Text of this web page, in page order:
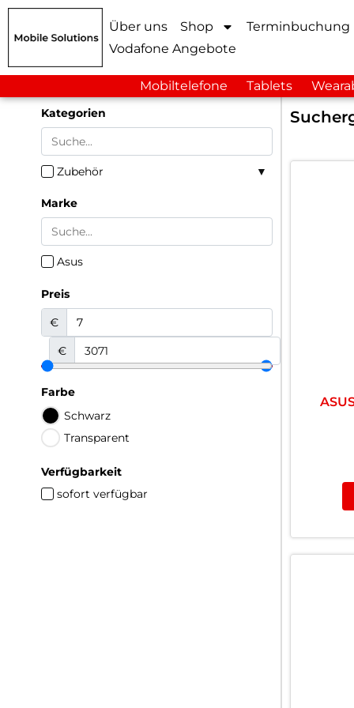
Über uns Shop
Terminbuchung
Vodafone Angebote
Mobiltelefone Tablets
Kategorien
Zubehör
Marke
Asus
Preis
€
€
Farbe
Schwarz
Transparent
Verfügbarkeit
sofort verfügbar